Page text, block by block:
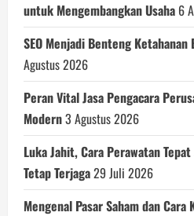
untuk Mengembangkan Usaha 6
SEO Menjadi Benteng
Agustus 2026
Peran Vital Jasa Pengacara
Modern3 Agustus 2026
Luka Jahit, Cara Perawatan
Tetap Terjaga29 Juli 2026
Mengenal Pasar Saham dan